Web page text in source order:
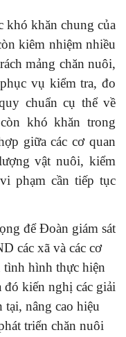
khó khăn chung của
kiêm nhiệm nhiều
mảng chăn nuôi,
vụ kiểm tra, đo
chuẩn cụ thể về
khó khăn trong
giữa các cơ quan
vật nuôi, kiểm
phạm cần tiếp tục
để Đoàn giám sát
các xã và các cơ
tình hình thực hiện
kiến nghị các giải
nâng cao hiệu
triển chăn nuôi